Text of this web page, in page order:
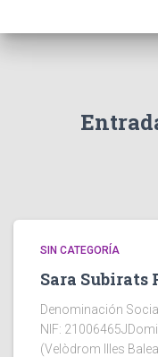
SIN CATEGORÍA
Sara Subirats
Denominación
NIF:
(Velòdrom Illes